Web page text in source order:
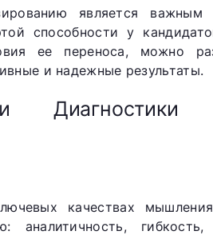
является
способности у
ее переноса, можно
и надежные результаты.
качествах
аналитичность, гибкость,